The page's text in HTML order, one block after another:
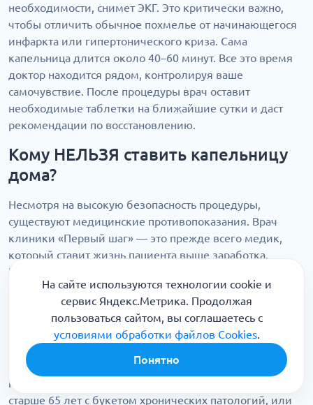
необходимости, снимет ЭКГ. Это критически важно,
чтобы отличить обычное похмелье от начинающегося
инфаркта или гипертонического криза. Сама
капельница длится около 40–60 минут. Все это время
доктор находится рядом, контролируя ваше
самочувствие. После процедуры врач оставит
необходимые таблетки на ближайшие сутки и даст
рекомендации по восстановлению.
Кому НЕЛЬЗЯ ставить капельницу
дома?
Несмотря на высокую безопасность процедуры,
существуют медицинские противопоказания. Врач
клиники «Первый шаг» — это прежде всего медик,
который ставит жизнь пациента выше заработка.
Поэтому в некоторых ситуациях он может отказать в
домашней процедуре и настоять на госпитализации.
Мы настоятельно рекомендуем ехать в стационар, если
похмелье перешло в стадию полноценного запоя
(употребление длится более 3–4 дней). Также
домашнее лечение опасно при наличии острой боли в
груди или животе (риск панкреатита), для пациентов
старше 65 лет с букетом хронических патологий, или
На сайте используются технологии cookie и
сервис Яндекс.Метрика. Продолжая
пользоваться сайтом, вы соглашаетесь с
условиями обработки файлов Cookies.
Понятно